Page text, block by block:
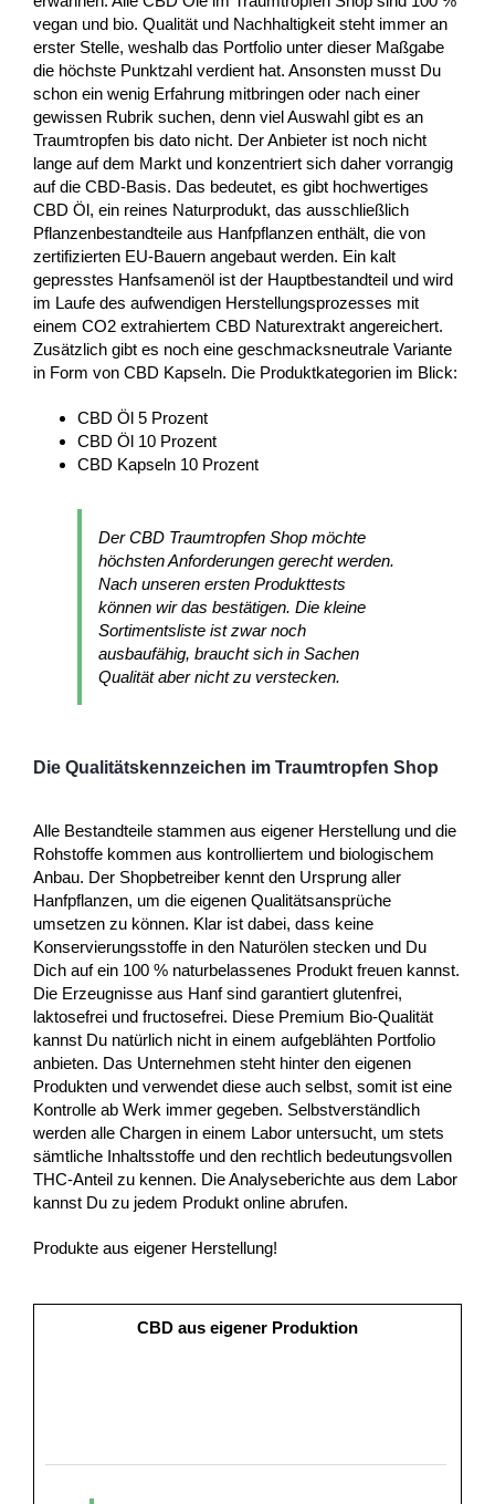
vegan und bio. Qualität und Nachhaltigkeit steht immer an
erster Stelle, weshalb das Portfolio unter dieser Maßgabe
die höchste Punktzahl verdient hat. Ansonsten musst Du
schon ein wenig Erfahrung mitbringen oder nach einer
gewissen Rubrik suchen, denn viel Auswahl gibt es an
Traumtropfen bis dato nicht. Der Anbieter ist noch nicht
lange auf dem Markt und konzentriert sich daher vorrangig
auf die CBD-Basis. Das bedeutet, es gibt hochwertiges
CBD Öl, ein reines Naturprodukt, das ausschließlich
Pflanzenbestandteile aus Hanfpflanzen enthält, die von
zertifizierten EU-Bauern angebaut werden. Ein kalt
gepresstes Hanfsamenöl ist der Hauptbestandteil und wird
im Laufe des aufwendigen Herstellungsprozesses mit
einem CO2 extrahiertem CBD Naturextrakt angereichert.
Zusätzlich gibt es noch eine geschmacksneutrale Variante
in Form von CBD Kapseln. Die Produktkategorien im Blick:
CBD Öl 5 Prozent
CBD Öl 10 Prozent
CBD Kapseln 10 Prozent
Der CBD Traumtropfen Shop möchte
höchsten Anforderungen gerecht werden.
Nach unseren ersten Produkttests
können wir das bestätigen. Die kleine
Sortimentsliste ist zwar noch
ausbaufähig, braucht sich in Sachen
Qualität aber nicht zu verstecken.
Die Qualitätskennzeichen im Traumtropfen Shop
Alle Bestandteile stammen aus eigener Herstellung und die
Rohstoffe kommen aus kontrolliertem und biologischem
Anbau. Der Shopbetreiber kennt den Ursprung aller
Hanfpflanzen, um die eigenen Qualitätsansprüche
umsetzen zu können. Klar ist dabei, dass keine
Konservierungsstoffe in den Naturölen stecken und Du
Dich auf ein 100 % naturbelassenes Produkt freuen kannst.
Die Erzeugnisse aus Hanf sind garantiert glutenfrei,
laktosefrei und fructosefrei. Diese Premium Bio-Qualität
kannst Du natürlich nicht in einem aufgeblähten Portfolio
anbieten. Das Unternehmen steht hinter den eigenen
Produkten und verwendet diese auch selbst, somit ist eine
Kontrolle ab Werk immer gegeben. Selbstverständlich
werden alle Chargen in einem Labor untersucht, um stets
sämtliche Inhaltsstoffe und den rechtlich bedeutungsvollen
THC-Anteil zu kennen. Die Analyseberichte aus dem Labor
kannst Du zu jedem Produkt online abrufen.
Produkte aus eigener Herstellung!
CBD aus eigener Produktion